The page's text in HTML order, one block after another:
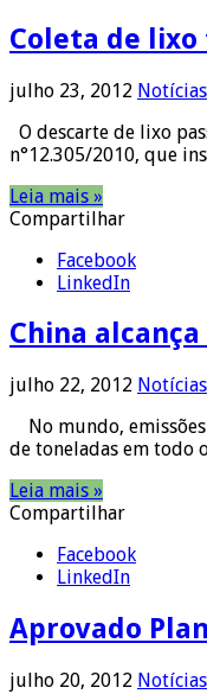
Coleta de lixo
julho 23, 2012 Notícias
O descarte de lixo
n°12.305/2010, que
Leia mais »
Compartilhar
Facebook
LinkedIn
China
julho 22, 2012 Notícias
No mundo,
de toneladas em todo
Leia mais »
Compartilhar
Facebook
LinkedIn
Aprovado
julho 20, 2012 Notícias